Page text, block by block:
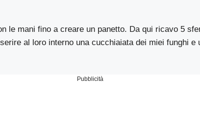
le mani fino a creare un panetto. Da qui ricavo 5
al loro interno una cucchiaiata dei miei funghi e
Pubblicità